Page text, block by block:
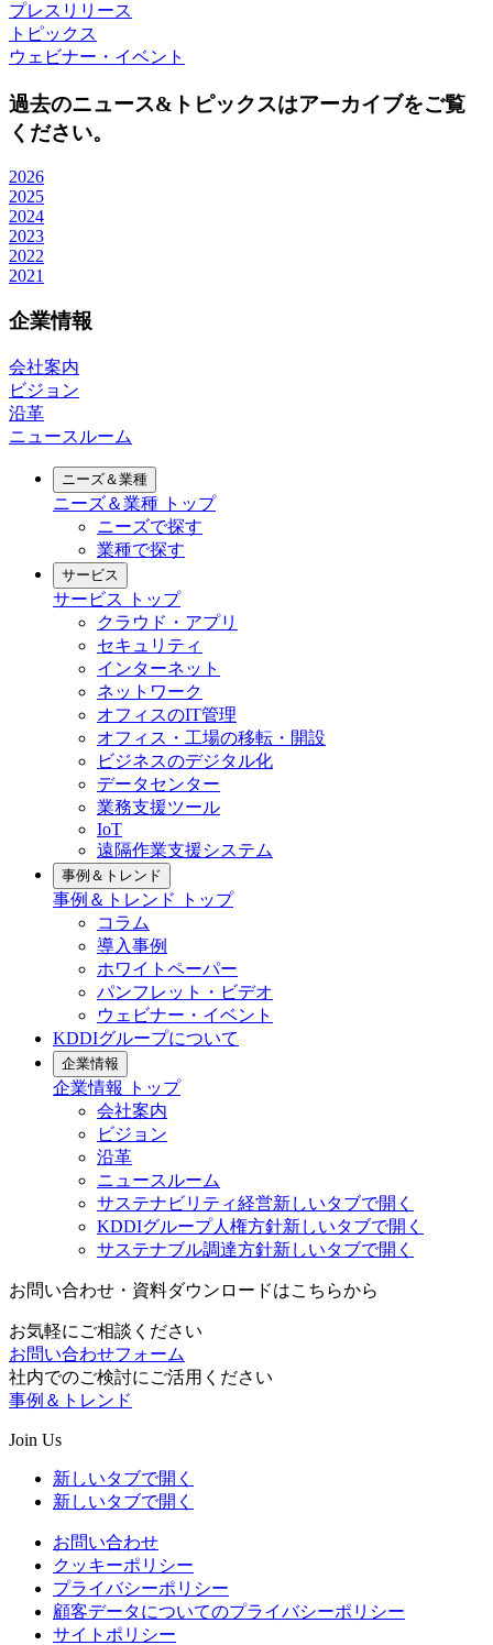
プレスリリース
トピックス
ウェビナー・イベント
過去のニュース&トピックスはアーカイブをご覧
ください。
2026
2025
2024
2023
2022
2021
企業情報
会社案内
ビジョン
沿革
ニュースルーム
ニーズ＆業種
ニーズ＆業種 トップ
ニーズで探す
業種で探す
サービス
サービス
トップ
クラウド・アプリ
セキュリティ
インターネット
ネットワーク
オフィスのIT管理
オフィス・工場の移転・開設
ビジネスのデジタル化
データセンター
業務支援ツール
IoT
遠隔作業支援システム
事例＆トレンド
事例＆トレンド
トップ
コラム
導入事例
ホワイトペーパー
パンフレット・ビデオ
ウェビナー・イベント
KDDIグループについて
企業情報
企業情報
トップ
会社案内
ビジョン
沿革
ニュースルーム
サステナビリティ経営新しいタブで開く
KDDIグループ人権方針新しいタブで開く
サステナブル調達方針新しいタブで開く
お問い合わせ・資料ダウンロードはこちらから
お気軽にご相談ください
お問い合わせフォーム
社内でのご検討にご活用ください
事例＆トレンド
Join Us
新しいタブで開く
新しいタブで開く
お問い合わせ
クッキーポリシー
プライバシーポリシー
顧客データについてのプライバシーポリシー
サイトポリシー